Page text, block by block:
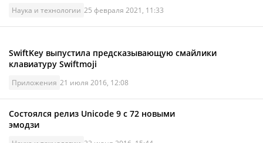
Наука и технологии 25 февраля 2021, 11:33
SwiftKey выпустила предсказывающую смайлики
клавиатуру Swiftmoji
Приложения 21 июля 2016, 12:08
Состоялся релиз Unicode 9 с 72 новыми
эмодзи